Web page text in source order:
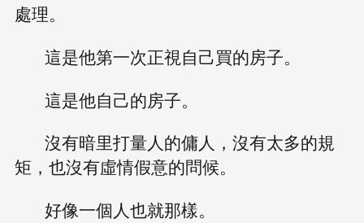
處理。
這是他第一次正視自己買的房子。
這是他自己的房子。
沒有暗里打量人的傭人，沒有太多的規
矩，也沒有虛情假意的問候。
好像一個人也就那樣。